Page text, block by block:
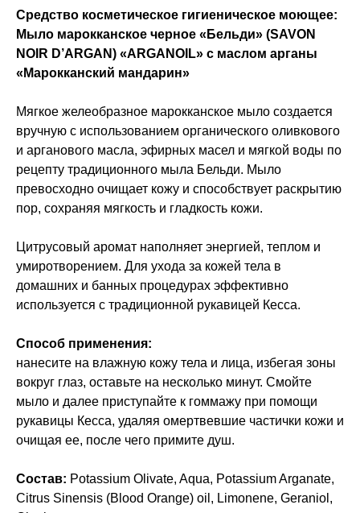
Средство косметическое гигиеническое моющее:
Мыло марокканское черное «Бельди» (SAVON
NOIR D’ARGAN) «ARGANOIL» с маслом арганы
«Марокканский мандарин»
Мягкое желеобразное марокканское мыло создается
вручную с использованием органического оливкового
и арганового масла, эфирных масел и мягкой воды по
рецепту традиционного мыла Бельди. Мыло
превосходно очищает кожу и способствует раскрытию
пор, сохраняя мягкость и гладкость кожи.
Цитрусовый аромат наполняет энергией, теплом и
умиротворением. Для ухода за кожей тела в
домашних и банных процедурах эффективно
используется с традиционной рукавицей Кесса.
Способ применения:
нанесите на влажную кожу тела и лица, избегая зоны
вокруг глаз, оставьте на несколько минут. Смойте
мыло и далее приступайте к гоммажу при помощи
рукавицы Кесса, удаляя омертвевшие частички кожи и
очищая ее, после чего примите душ.
Состав: Potassium Olivate, Aqua, Potassium Arganate,
Citrus Sinensis (Blood Orange) oil, Limonene, Geraniol,